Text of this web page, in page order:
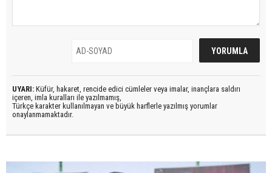
UYARI: Küfür, hakaret, rencide edici cümleler veya imalar, inançlara saldırı
içeren, imla kuralları ile yazılmamış,
Türkçe karakter kullanılmayan ve büyük harflerle yazılmış yorumlar
onaylanmamaktadır.